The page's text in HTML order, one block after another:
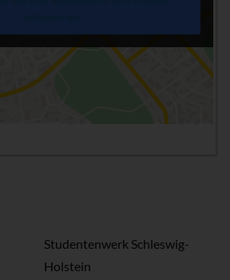
Studentenwerk Schleswig-
Holstein